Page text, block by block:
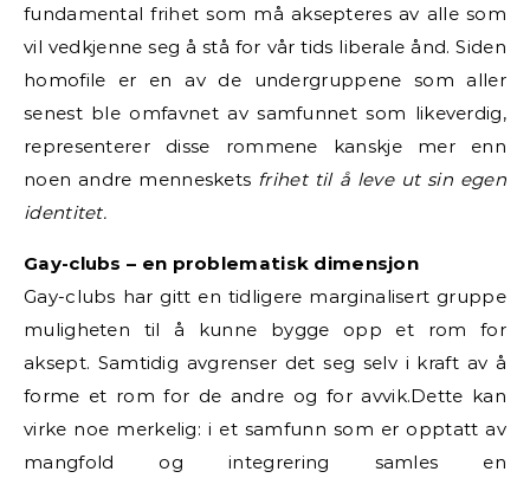
fundamental frihet som må aksepteres av alle som
vil vedkjenne seg å stå for vår tids liberale ånd. Siden
homofile er en av de undergruppene som aller
senest ble omfavnet av samfunnet som likeverdig,
representerer disse rommene kanskje mer enn
noen andre menneskets frihet til å leve ut sin egen
identitet.
Gay-clubs – en problematisk dimensjon
Gay-clubs har gitt en tidligere marginalisert gruppe
muligheten til å kunne bygge opp et rom for
aksept. Samtidig avgrenser det seg selv i kraft av å
forme et rom for de andre og for avvik.Dette kan
virke noe merkelig: i et samfunn som er opptatt av
mangfold og integrering samles en